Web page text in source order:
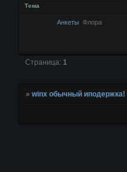
Тема
Анкеты Флора
Страница: 1
»winx обычный иподержка!